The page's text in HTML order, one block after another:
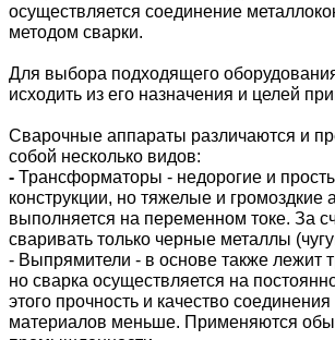
осуществляется соединение
методом сварки.
Для выбора подходящего
исходить из его назначения и целей
Сварочные аппараты различаются и
собой несколько видов:
- Трансформаторы - недорогие и
конструкции, но тяжелые и громоздкие
выполняется на переменном токе. За
сваривать только черные металлы
- Выпрямители - в основе также лежит
но сварка осуществляется на
этого прочность и качество
материалов меньше. Применяются